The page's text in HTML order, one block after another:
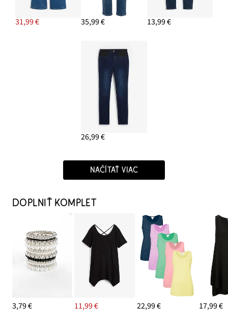
31,99 € 35,99 € 13,99 €
26,99 €
NAČÍTAŤ VIAC
DOPLNIŤ KOMPLET
3,79 € 11,99 € 22,99 € 17,99 €